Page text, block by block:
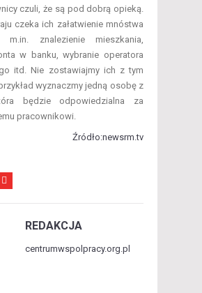
czuli, że są pod dobrą opieką.
czeka ich załatwienie mnóstwa
m.in. znalezienie mieszkania,
w banku, wybranie operatora
itd. Nie zostawiajmy ich z tym
wyznaczmy jedną osobę z
będzie odpowiedzialna za
pracownikowi.
Źródło:newsrm.tv
REDAKCJA
centrumwspolpracy.org.pl